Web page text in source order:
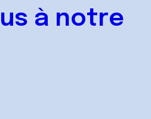
à notre